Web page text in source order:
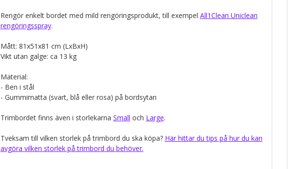
Rengör enkelt bordet med mild rengöringsprodukt, till exempel All1Clean Uniclean
rengöringsspray.
Mått: 81x51x81 cm (LxBxH)
Vikt utan galge: ca 13 kg
Material:
- Ben i stål
- Gummimatta (svart, blå eller rosa) på bordsytan
Trimbordet finns även i storlekarna Small och Large.
Tveksam till vilken storlek på trimbord du ska köpa? Här hittar du tips på hur du kan
avgöra vilken storlek på trimbord du behöver.